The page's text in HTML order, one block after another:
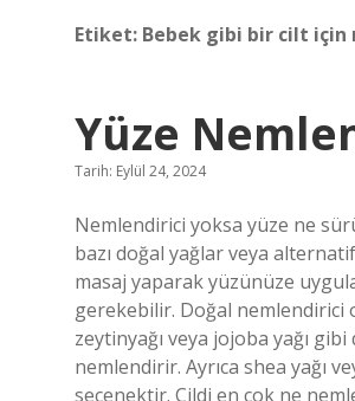
Etiket: Bebek gibi bir cilt için
Yüze
Tarih: Eylül 24, 2024
Nemlendirici yoksa yüze ne
bazı doğal yağlar veya
masaj yaparak yüzünüze
gerekebilir. Doğal nemlendirici
zeytinyağı veya jojoba yağı
nemlendirir. Ayrıca shea yağı
seçenektir. Cildi en çok ne